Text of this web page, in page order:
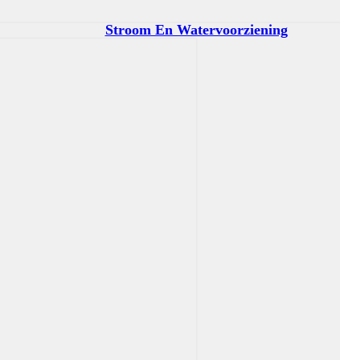
Stroom En Watervoorziening